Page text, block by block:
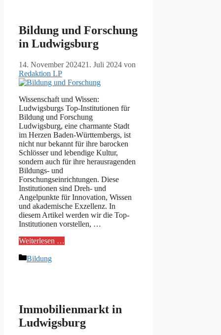
Bildung und Forschung
in Ludwigsburg
14. November 202421. Juli 2024 von
Redaktion LP
Wissenschaft und Wissen:
Ludwigsburgs Top-Institutionen für
Bildung und Forschung
Ludwigsburg, eine charmante Stadt
im Herzen Baden-Württembergs, ist
nicht nur bekannt für ihre barocken
Schlösser und lebendige Kultur,
sondern auch für ihre herausragenden
Bildungs- und
Forschungseinrichtungen. Diese
Institutionen sind Dreh- und
Angelpunkte für Innovation, Wissen
und akademische Exzellenz. In
diesem Artikel werden wir die Top-
Institutionen vorstellen, …
Weiterlesen …
Kategorien
Bildung
Immobilienmarkt in
Ludwigsburg